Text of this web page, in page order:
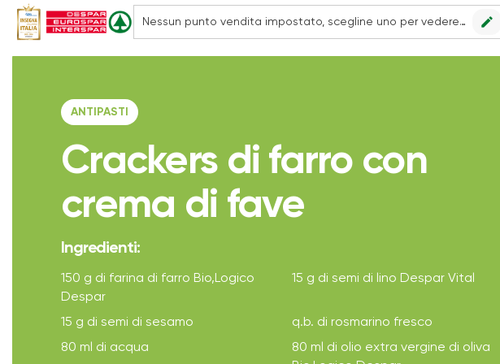
Nessun punto vendita impostato, scegline uno per vedere le offerte. edit
ANTIPASTI
Crackers di farro con
crema di fave
Ingredienti:
150 g di farina di farro Bio,Logico
Despar
15 g di semi di lino Despar Vital
15 g di semi di sesamo
q.b. di rosmarino fresco
80 ml di acqua
80 ml di olio extra vergine di oliva